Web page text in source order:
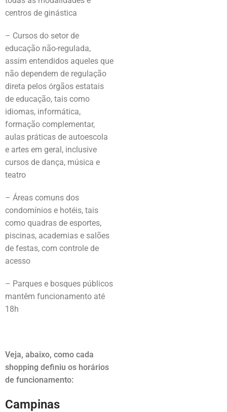
centros de ginástica
– Cursos do setor de
educação não-regulada,
assim entendidos aqueles que
não dependem de regulação
direta pelos órgãos estatais
de educação, tais como
idiomas, informática,
formação complementar,
aulas práticas de autoescola
e artes em geral, inclusive
cursos de dança, música e
teatro
– Áreas comuns dos
condomínios e hotéis, tais
como quadras de esportes,
piscinas, academias e salões
de festas, com controle de
acesso
– Parques e bosques públicos
mantêm funcionamento até
18h
Veja, abaixo, como cada
shopping definiu os horários
de funcionamento:
Campinas